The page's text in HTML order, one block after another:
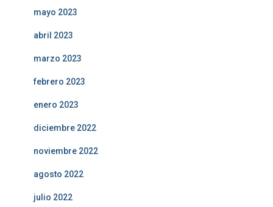
mayo 2023
abril 2023
marzo 2023
febrero 2023
enero 2023
diciembre 2022
noviembre 2022
agosto 2022
julio 2022